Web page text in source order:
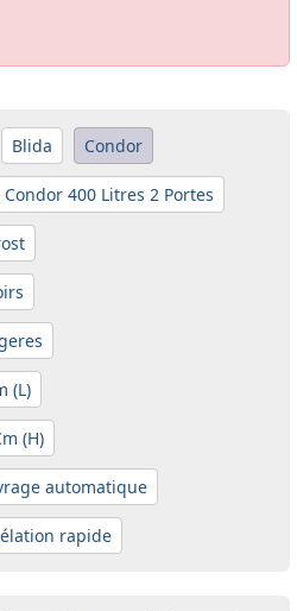
Blida Condor
Condor 400 Litres 2 Portes
(L)
(H)
automatique
rapide